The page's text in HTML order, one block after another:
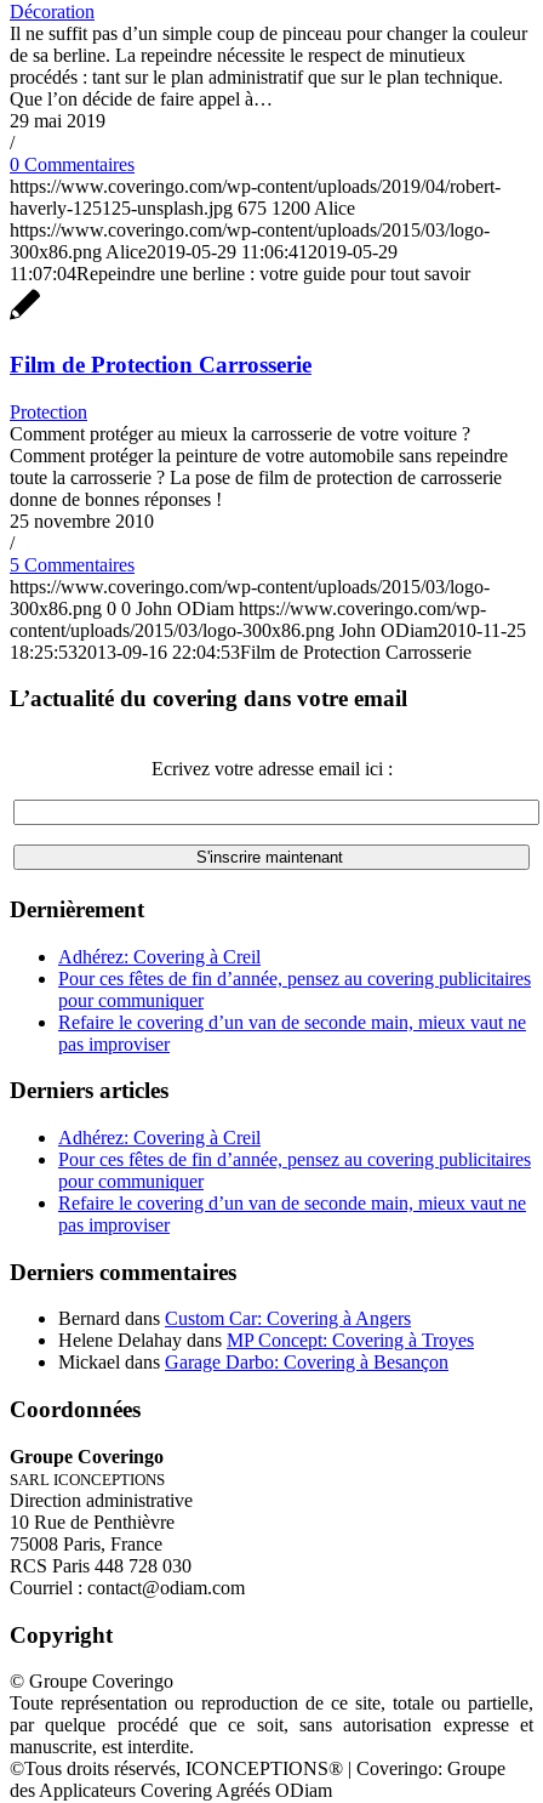
Décoration
Il ne suffit pas d’un simple coup de pinceau pour changer la couleur
de sa berline. La repeindre nécessite le respect de minutieux
procédés : tant sur le plan administratif que sur le plan technique.
Que l’on décide de faire appel à…
29 mai 2019
/
0 Commentaires
https://www.coveringo.com/wp-content/uploads/2019/04/robert-
haverly-125125-unsplash.jpg 675 1200 Alice
https://www.coveringo.com/wp-content/uploads/2015/03/logo-
300x86.png Alice2019-05-29 11:06:41 2019-05-29
11:07:04Repeindre une berline : votre guide pour tout savoir
Film de Protection Carrosserie
Protection
Comment protéger au mieux la carrosserie de votre voiture ?
Comment protéger la peinture de votre automobile sans repeindre
toute la carrosserie ? La pose de film de protection de carrosserie
donne de bonnes réponses !
25 novembre 2010
/
5 Commentaires
https://www.coveringo.com/wp-content/uploads/2015/03/logo-
300x86.png 0 0 John ODiam https://www.coveringo.com/wp-
content/uploads/2015/03/logo-300x86.png John ODiam2010-11-25
18:25:532013-09-16 22:04:53Film de Protection Carrosserie
L’actualité du covering dans votre email
Ecrivez votre adresse email ici :
Dernièrement
Adhérez: Covering à Creil
Pour ces fêtes de fin d’année, pensez au covering publicitaires
pour communiquer
Refaire le covering d’un van de seconde main, mieux vaut ne
pas improviser
Derniers articles
Adhérez: Covering à Creil
Pour ces fêtes de fin d’année, pensez au covering publicitaires
pour communiquer
Refaire le covering d’un van de seconde main, mieux vaut ne
pas improviser
Derniers commentaires
Bernard dans Custom Car: Covering à Angers
Helene Delahay dans MP Concept: Covering à Troyes
Mickael dans Garage Darbo: Covering à Besançon
Coordonnées
Groupe Coveringo
SARL ICONCEPTIONS
Direction administrative
10 Rue de Penthièvre
75008 Paris, France
RCS Paris 448 728 030
Courriel : contact@odiam.com
Copyright
© Groupe Coveringo
Toute représentation ou reproduction de ce site, totale ou partielle,
par quelque procédé que ce soit, sans autorisation expresse et
manuscrite, est interdite.
©Tous droits réservés, ICONCEPTIONS® | Coveringo: Groupe
des Applicateurs Covering Agréés ODiam